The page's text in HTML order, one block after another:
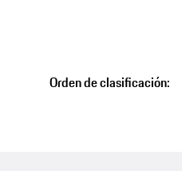
Orden de clasificación: